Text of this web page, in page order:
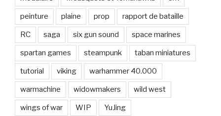
peinture plaine prop rapport de bataille
RC saga six gun sound space marines
spartan games steampunk taban miniatures
tutorial viking warhammer 40.000
warmachine widowmakers wild west
wings of war WIP YuJing